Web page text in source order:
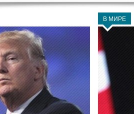
В МИРЕ